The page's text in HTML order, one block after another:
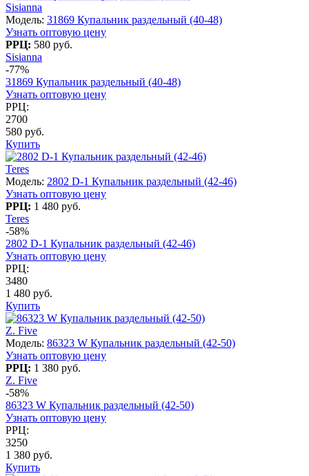
Sisianna
Модель: 31869 Купальник раздельный (40-48)
Узнать оптовую цену
РРЦ: 580 руб.
Sisianna
-77%
31869 Купальник раздельный (40-48)
Узнать оптовую цену
РРЦ:
2700
580 руб.
Купить
Teres
Модель: 2802 D-1 Купальник раздельный (42-46)
Узнать оптовую цену
РРЦ: 1 480 руб.
Teres
-58%
2802 D-1 Купальник раздельный (42-46)
Узнать оптовую цену
РРЦ:
3480
1 480 руб.
Купить
Z. Five
Модель: 86323 W Купальник раздельный (42-50)
Узнать оптовую цену
РРЦ: 1 380 руб.
Z. Five
-58%
86323 W Купальник раздельный (42-50)
Узнать оптовую цену
РРЦ:
3250
1 380 руб.
Купить